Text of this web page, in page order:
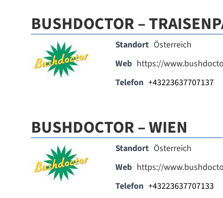
BUSHDOCTOR –
Standort Österreich
Web https://
Telefon +43223637707137
BUSHDOCTOR – WIEN
Standort Österreich
Web https://
Telefon +43223637707133